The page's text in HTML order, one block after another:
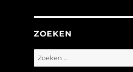
ZOEKEN
Zoeken
naar: